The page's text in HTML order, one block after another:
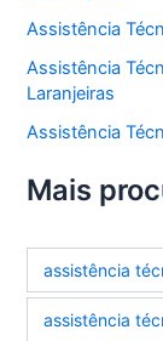
Assistência
Assistência
Laranjeiras
Assistência
Mais
assistência
assistência